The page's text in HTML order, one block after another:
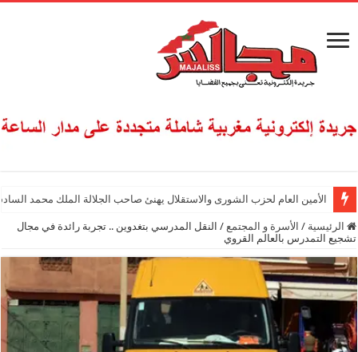
الأمين العام لحزب الشورى والاستقلال يهنئ صاحب الجلالة الملك محمد
الرئيسية / الأسرة و المجتمع / النقل المدرسي بتغدوين .. تجربة رائدة في مجال
تشجيع التمدرس بالعالم القروي